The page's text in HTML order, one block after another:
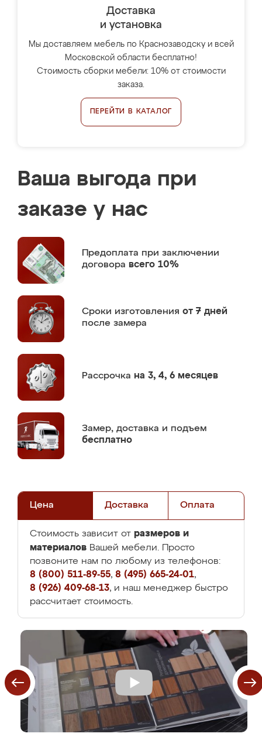
Доставка
и установка
Мы доставляем мебель по Краснозаводску и всей
Московской области бесплатно!
Стоимость сборки мебели: 10% от стоимости
заказа.
ПЕРЕЙТИ В КАТАЛОГ
Ваша выгода при
заказе у нас
Предоплата при заключении
договора всего 10%
Сроки изготовления от 7 дней
после замера
Рассрочка на 3, 4, 6 месяцев
Замер, доставка и подъем
бесплатно
Цена Доставка Оплата
Стоимость зависит от размеров и
материалов Вашей мебели. Просто
позвоните нам по любому из телефонов:
8 (800) 511-89-55, 8 (495) 665-24-01,
8 (926) 409-68-13, и наш менеджер быстро
рассчитает стоимость.